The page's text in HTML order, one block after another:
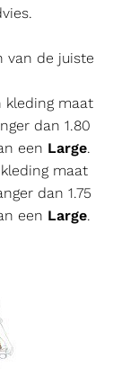
van de juiste
kleding maat
dan 1.80
een Large.
maat
dan 1.75
een Large.